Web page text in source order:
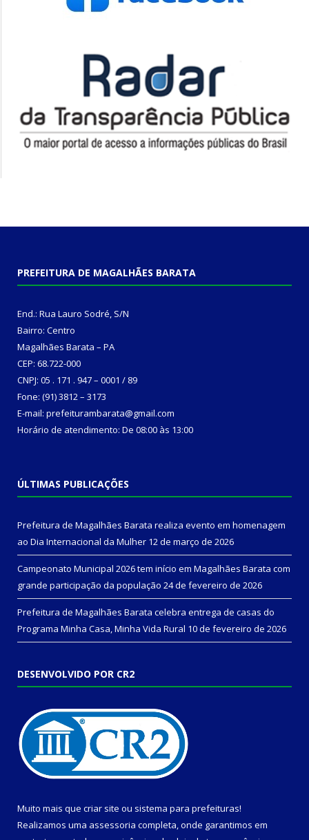
PREFEITURA DE MAGALHÃES BARATA
End.: Rua Lauro Sodré, S/N
Bairro: Centro
Magalhães Barata – PA
CEP: 68.722-000
CNPJ: 05 . 171 . 947 – 0001 / 89
Fone: (91) 3812 – 3173
E-mail: prefeiturambarata@gmail.com
Horário de atendimento: De 08:00 às 13:00
ÚLTIMAS PUBLICAÇÕES
Prefeitura de Magalhães Barata realiza evento em homenagem
ao Dia Internacional da Mulher 12 de março de 2026
Campeonato Municipal 2026 tem início em Magalhães Barata com
grande participação da população 24 de fevereiro de 2026
Prefeitura de Magalhães Barata celebra entrega de casas do
Programa Minha Casa, Minha Vida Rural 10 de fevereiro de 2026
DESENVOLVIDO POR CR2
Muito mais que criar site ou sistema para prefeituras!
Realizamos uma assessoria completa, onde garantimos em